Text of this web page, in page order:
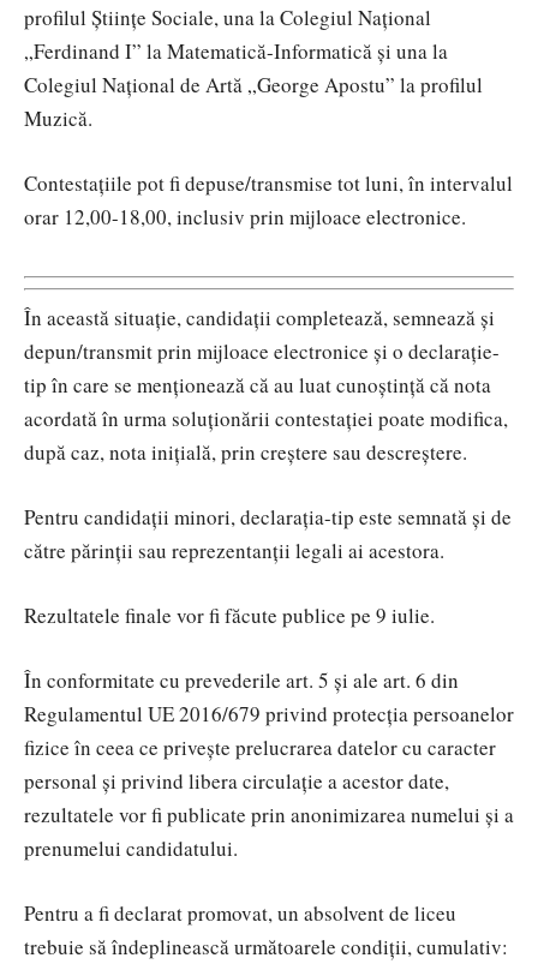
profilul Științe Sociale, una la Colegiul Național
„Ferdinand I” la Matematică-Informatică și una la
Colegiul Național de Artă „George Apostu” la profilul
Muzică.
Contestaţiile pot fi depuse/transmise tot luni, în intervalul
orar 12,00-18,00, inclusiv prin mijloace electronice.
În această situaţie, candidaţii completează, semnează şi
depun/transmit prin mijloace electronice şi o declaraţie-
tip în care se menţionează că au luat cunoştinţă că nota
acordată în urma soluţionării contestaţiei poate modifica,
după caz, nota iniţială, prin creştere sau descreştere.
Pentru candidaţii minori, declaraţia-tip este semnată şi de
către părinţii sau reprezentanţii legali ai acestora.
Rezultatele finale vor fi făcute publice pe 9 iulie.
În conformitate cu prevederile art. 5 şi ale art. 6 din
Regulamentul UE 2016/679 privind protecţia persoanelor
fizice în ceea ce priveşte prelucrarea datelor cu caracter
personal şi privind libera circulaţie a acestor date,
rezultatele vor fi publicate prin anonimizarea numelui şi a
prenumelui candidatului.
Pentru a fi declarat promovat, un absolvent de liceu
trebuie să îndeplinească următoarele condiţii, cumulativ: